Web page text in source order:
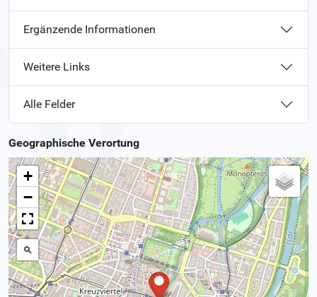
Ergänzende Informationen
Weitere Links
Alle Felder
Geographische Verortung
+
−